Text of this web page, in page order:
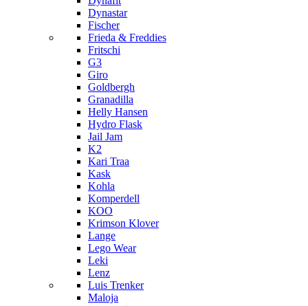
Dynastar
Fischer
Frieda & Freddies
Fritschi
G3
Giro
Goldbergh
Granadilla
Helly Hansen
Hydro Flask
Jail Jam
K2
Kari Traa
Kask
Kohla
Komperdell
KOO
Krimson Klover
Lange
Lego Wear
Leki
Lenz
Luis Trenker
Maloja